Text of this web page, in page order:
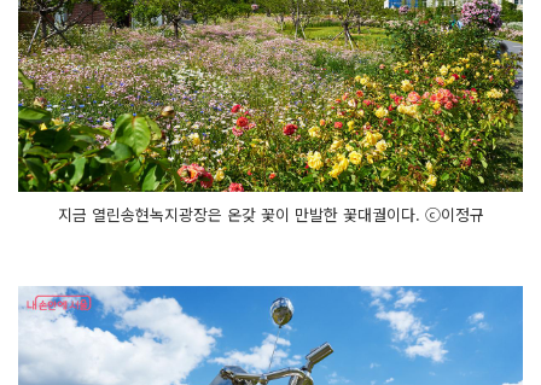
지금 열린송현녹지광장은 온갖 꽃이 만발한 꽃대궐이다. ⓒ이정규